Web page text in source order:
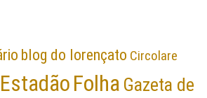
blog do lorençato Circolare
EstadãoFolha Gazeta de